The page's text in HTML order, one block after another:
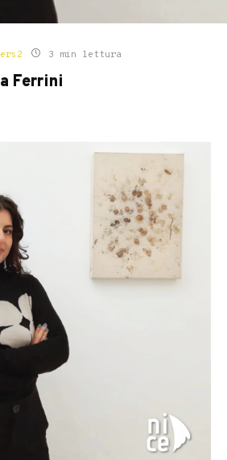
3 min lettura
Ferrini